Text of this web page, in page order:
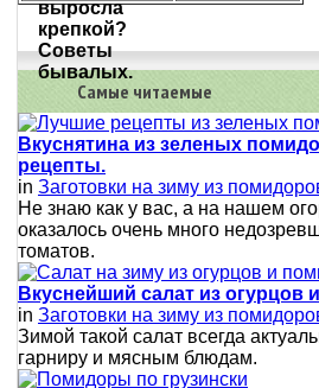
Самые читаемые
Вкуснятина из зеленых
рецепты.
in Заготовки на зиму из
Не знаю как у вас, а на нашем
оказалось очень много
томатов.
Вкуснейший салат из огурцов
in Заготовки на зиму из
Зимой такой салат всегда
гарниру и мясным блюдам.